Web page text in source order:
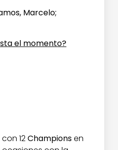
Marcelo;
el momento?
con 12Championsen